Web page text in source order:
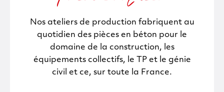
Nos ateliers de production fabriquent au
quotidien des pièces en béton pour le
domaine de la construction, les
équipements collectifs, le TP et le génie
civil et ce, sur toute la France.